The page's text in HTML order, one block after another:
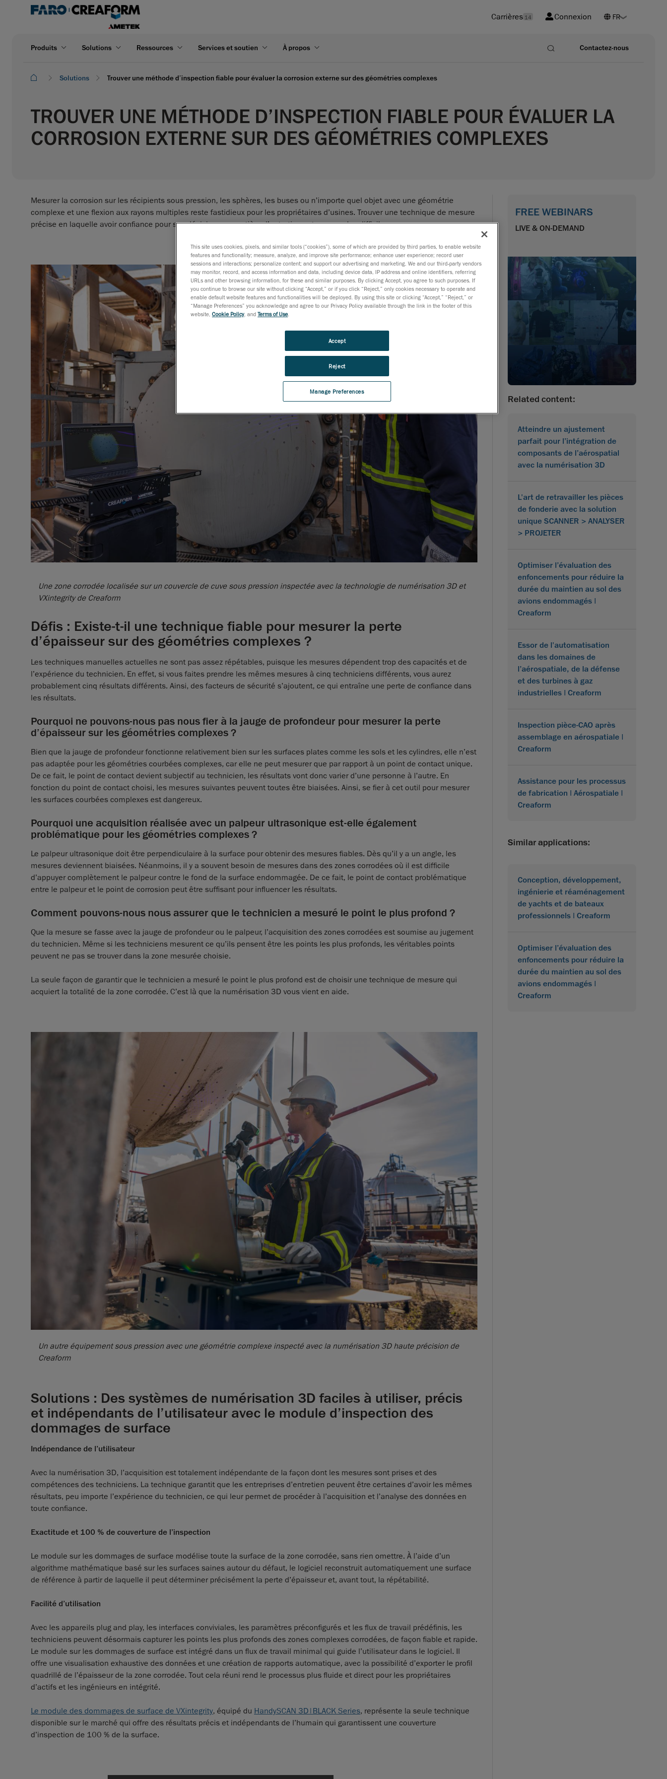
Carrières 14 Connexion
Produits Solutions Ressources Services et soutien À propos Contactez-nous
Solutions Trouver une méthode d’inspection fiable pour évaluer la corrosion externe sur des géométries complexes
TROUVER UNE MÉTHODE D’INSPECTION FIABLE POUR ÉVALUER LA
CORROSION EXTERNE SUR DES GÉOMÉTRIES COMPLEXES
Mesurer la corrosion sur les récipients sous pression, les sphères, les buses ou n’importe quel objet avec une géométrie
complexe et une flexion aux rayons multiples reste fastidieux pour les propriétaires d’usines. Trouver une technique de mesure
précise en laquelle avoir confiance pour ses décisions en matière d’entretien est encore plus difficile.
Une zone corrodée localisée sur un couvercle de cuve sous pression inspectée avec la technologie de numérisation 3D et
VXintegrity de Creaform
Défis : Existe-t-il une technique fiable pour mesurer la perte
d’épaisseur sur des géométries complexes ?
Les techniques manuelles actuelles ne sont pas assez répétables, puisque les mesures dépendent trop des capacités et de
l’expérience du technicien. En effet, si vous faites prendre les mêmes mesures à cinq techniciens différents, vous aurez
probablement cinq résultats différents. Ainsi, des facteurs de sécurité s’ajoutent, ce qui entraîne une perte de confiance dans
les résultats.
Pourquoi ne pouvons-nous pas nous fier à la jauge de profondeur pour mesurer la perte
d’épaisseur sur les géométries complexes ?
Bien que la jauge de profondeur fonctionne relativement bien sur les surfaces plates comme les sols et les cylindres, elle n’est
pas adaptée pour les géométries courbées complexes, car elle ne peut mesurer que par rapport à un point de contact unique.
De ce fait, le point de contact devient subjectif au technicien, les résultats vont donc varier d’une personne à l’autre. En
fonction du point de contact choisi, les mesures suivantes peuvent toutes être biaisées. Ainsi, se fier à cet outil pour mesurer
les surfaces courbées complexes est dangereux.
Pourquoi une acquisition réalisée avec un palpeur ultrasonique est-elle également
problématique pour les géométries complexes ?
Le palpeur ultrasonique doit être perpendiculaire à la surface pour obtenir des mesures fiables. Dès qu’il y a un angle, les
mesures deviennent biaisées. Néanmoins, il y a souvent besoin de mesures dans des zones corrodées où il est difficile
d’appuyer complètement le palpeur contre le fond de la surface endommagée. De ce fait, le point de contact problématique
entre le palpeur et le point de corrosion peut être suffisant pour influencer les résultats.
Comment pouvons-nous nous assurer que le technicien a mesuré le point le plus profond ?
Que la mesure se fasse avec la jauge de profondeur ou le palpeur, l’acquisition des zones corrodées est soumise au jugement
du technicien. Même si les techniciens mesurent ce qu’ils pensent être les points les plus profonds, les véritables points
peuvent ne pas se trouver dans la zone mesurée choisie.
La seule façon de garantir que le technicien a mesuré le point le plus profond est de choisir une technique de mesure qui
acquiert la totalité de la zone corrodée. C’est là que la numérisation 3D vous vient en aide.
Un autre équipement sous pression avec une géométrie complexe inspecté avec la numérisation 3D haute précision de
Creaform
Solutions : Des systèmes de numérisation 3D faciles à utiliser, précis
et indépendants de l’utilisateur avec le module d’inspection des
dommages de surface
Indépendance de l’utilisateur
Avec la numérisation 3D, l’acquisition est totalement indépendante de la façon dont les mesures sont prises et des
compétences des techniciens. La technique garantit que les entreprises d’entretien peuvent être certaines d’avoir les mêmes
résultats, peu importe l’expérience du technicien, ce qui leur permet de procéder à l’acquisition et l’analyse des données en
toute confiance.
Exactitude et 100 % de couverture de l’inspection
Le module sur les dommages de surface modélise toute la surface de la zone corrodée, sans rien omettre. À l’aide d’un
algorithme mathématique basé sur les surfaces saines autour du défaut, le logiciel reconstruit automatiquement une surface
de référence à partir de laquelle il peut déterminer précisément la perte d’épaisseur et, avant tout, la répétabilité.
Facilité d’utilisation
Avec les appareils plug and play, les interfaces conviviales, les paramètres préconfigurés et les flux de travail prédéfinis, les
techniciens peuvent désormais capturer les points les plus profonds des zones complexes corrodées, de façon fiable et rapide.
Le module sur les dommages de surface est intégré dans un flux de travail minimal qui guide l’utilisateur dans le logiciel. Il
offre une visualisation exhaustive des données et une création de rapports automatique, avec la possibilité d’exporter le profil
quadrillé de l’épaisseur de la zone corrodée. Tout cela réuni rend le processus plus fluide et direct pour les propriétaires
d’actifs et les ingénieurs en intégrité.
Le module des dommages de surface de VXintegrity, équipé du HandySCAN 3D|BLACK Series, représente la seule technique
disponible sur le marché qui offre des résultats précis et indépendants de l’humain qui garantissent une couverture
d’inspection de 100 % de la surface.
FREE WEBINARS
LIVE & ON-DEMAND
Related content:
Atteindre un ajustement
parfait pour l’intégration de
composants de l’aérospatial
avec la numérisation 3D
L'art de retravailler les pièces
de fonderie avec la solution
unique SCANNER > ANALYSER
> PROJETER
Optimiser l’évaluation des
enfoncements pour réduire la
durée du maintien au sol des
avions endommagés |
Creaform
Essor de l'automatisation
dans les domaines de
l’aérospatiale, de la défense
et des turbines à gaz
industrielles | Creaform
Inspection pièce-CAO après
assemblage en aérospatiale |
Creaform
Assistance pour les processus
de fabrication | Aérospatiale |
Creaform
Similar applications:
Conception, développement,
ingénierie et réaménagement
de yachts et de bateaux
professionnels | Creaform
Optimiser l’évaluation des
enfoncements pour réduire la
durée du maintien au sol des
avions endommagés |
Creaform
This site uses cookies, pixels, and similar tools (“cookies”), some of which are provided by third parties, to enable website
features and functionality; measure, analyze, and improve site performance; enhance user experience; record user
sessions and interactions; personalize content; and support our advertising and marketing. We and our third-party vendors
may monitor, record, and access information and data, including device data, IP address and online identifiers, referring
URLs and other browsing information, for these and similar purposes. By clicking Accept, you agree to such purposes. If
you continue to browse our site without clicking “Accept,” or if you click “Reject,” only cookies necessary to operate and
enable default website features and functionalities will be deployed. By using this site or clicking “Accept,” “Reject,” or
“Manage Preferences” you acknowledge and agree to our Privacy Policy available through the link in the footer of this
website, Cookie Policy, and Terms of Use
Manage Preferences
Reject
Accept